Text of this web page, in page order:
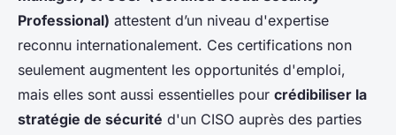
Professional) attestent d’un niveau d'expertise
reconnu internationalement. Ces certifications non
seulement augmentent les opportunités d'emploi,
mais elles sont aussi essentielles pour crédibiliser la
stratégie de sécurité d'un CISO auprès des parties